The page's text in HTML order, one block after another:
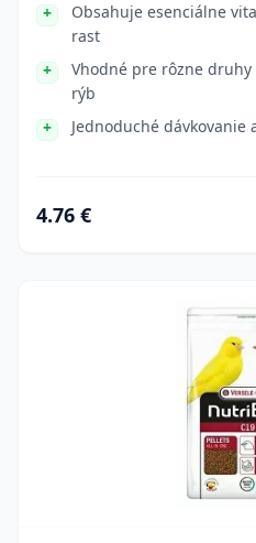
Obsahuje esenciálne
rast
Vhodné pre rôzne
rýb
Jednoduché
4.76 €